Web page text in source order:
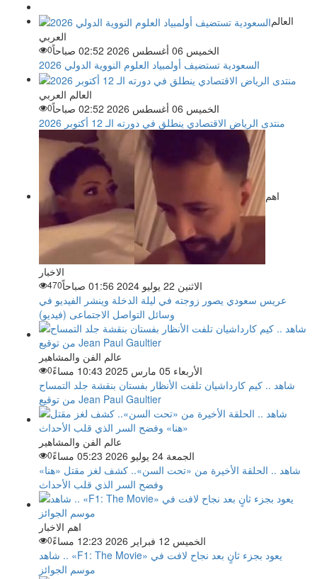
العالم
العربي
الخميس 06 أغسطس 2026 02:52 صباحاً
0
السعودية تستضيف أولمبياد العلوم النووية الدولي 2026
العالم العربي
الخميس 06 أغسطس 2026 02:52 صباحاً
0
منتدى الرياض الاقتصادي ينطلق في دورته الـ 12 أكتوبر 2026
اهم
الاخبار
الاثنين 22 يوليو 2024 01:56 صباحاً
470
عريس سعودي يصور زوجته في ليلة الدخلة وينشر الفيديو في
وسائل التواصل الاجتماعى (فيديو)
عالم الفن والمشاهير
الأربعاء 05 مارس 2025 10:43 مساءً
0
شاهد .. كيم كارداشيان تلفت الأنظار بفستان بنقشة جلد التمساح
من توقيع Jean Paul Gaultier
عالم الفن والمشاهير
الجمعة 24 يوليو 2026 05:23 مساءً
0
شاهد .. الحلقة الأخيرة من «تحت السن».. كشف لغز مقتل «هنا»
وفضح السر الذي قلب الأحداث
اهم الاخبار
الخميس 12 فبراير 2026 12:23 مساءً
0
شاهد .. «F1: The Movie» يعود بجزء ثانٍ بعد نجاح لافت في
موسم الجوائز